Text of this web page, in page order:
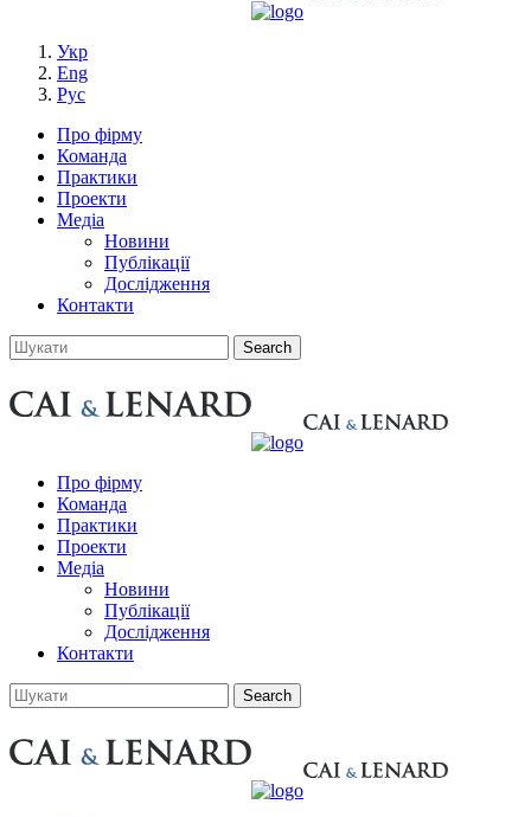
Укр
Eng
Рус
Про фірму
Команда
Практики
Проекти
Медіа
Новини
Публікації
Дослідження
Контакти
Про фірму
Команда
Практики
Проекти
Медіа
Новини
Публікації
Дослідження
Контакти